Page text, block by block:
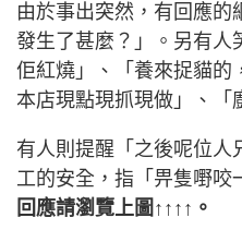
由於事出突然，有回應的
發生了甚麼？」。另有人
佢紅燒」、「養來捉貓的
本店現點現抓現做」、「
有人則提醒「之後呢位人
工的安全，指「畀隻嘢咬
回應請瀏覽上圖↑↑↑↑。